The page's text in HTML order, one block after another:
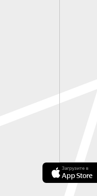
Загрузите в
App Store